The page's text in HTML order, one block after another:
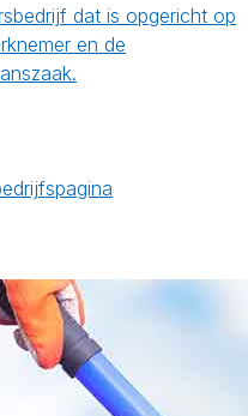
dat is opgericht op
en de